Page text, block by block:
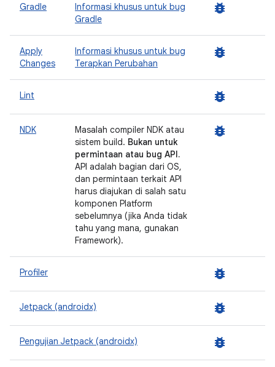
Gradle
Informasi khusus untuk bug
Gradle
bug_report
Apply
Changes
Informasi khusus untuk bug
Terapkan Perubahan
bug_report
Lint bug_report
NDK
Masalah compiler NDK atau
sistem build. Bukan untuk
permintaan atau bug API.
API adalah bagian dari OS,
dan permintaan terkait API
harus diajukan di salah satu
komponen Platform
sebelumnya (jika Anda tidak
tahu yang mana, gunakan
Framework).
bug_report
Profiler bug_report
Jetpack (androidx) bug_report
Pengujian Jetpack (androidx) bug_report